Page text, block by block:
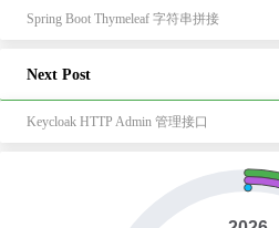
Spring Boot Thymeleaf 字符串拼接
Next Post
Keycloak HTTP Admin 管理接口